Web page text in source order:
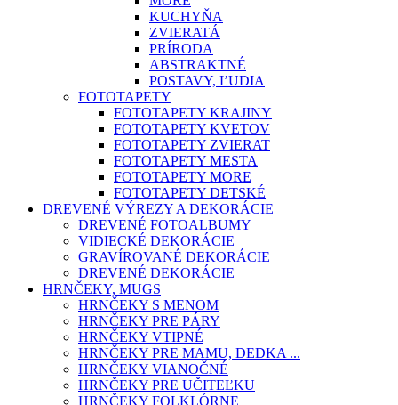
KUCHYŇA
ZVIERATÁ
PRÍRODA
ABSTRAKTNÉ
POSTAVY, ĽUDIA
FOTOTAPETY
FOTOTAPETY KRAJINY
FOTOTAPETY KVETOV
FOTOTAPETY ZVIERAT
FOTOTAPETY MESTA
FOTOTAPETY MORE
FOTOTAPETY DETSKÉ
DREVENÉ VÝREZY A DEKORÁCIE
DREVENÉ FOTOALBUMY
VIDIECKÉ DEKORÁCIE
GRAVÍROVANÉ DEKORÁCIE
DREVENÉ DEKORÁCIE
HRNČEKY, MUGS
HRNČEKY S MENOM
HRNČEKY PRE PÁRY
HRNČEKY VTIPNÉ
HRNČEKY PRE MAMU, DEDKA ...
HRNČEKY VIANOČNÉ
HRNČEKY PRE UČITEĽKU
HRNČEKY FOLKLÓRNE